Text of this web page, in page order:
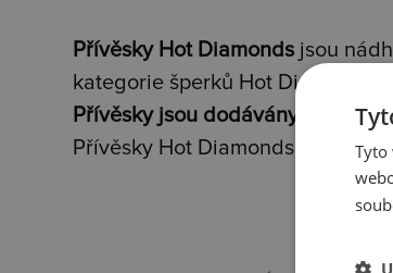
Přívěsky Hot Diamonds jsou
kategorie šperků Hot Diamonds.
Přívěsky jsou dodávány vždy s
Přívěsky Hot Diamonds
Tyto